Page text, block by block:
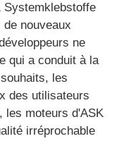
Systemklebstoffe
nouveaux
ne
qui a conduit à la
les
des utilisateurs
les moteurs d'ASK
irréprochable